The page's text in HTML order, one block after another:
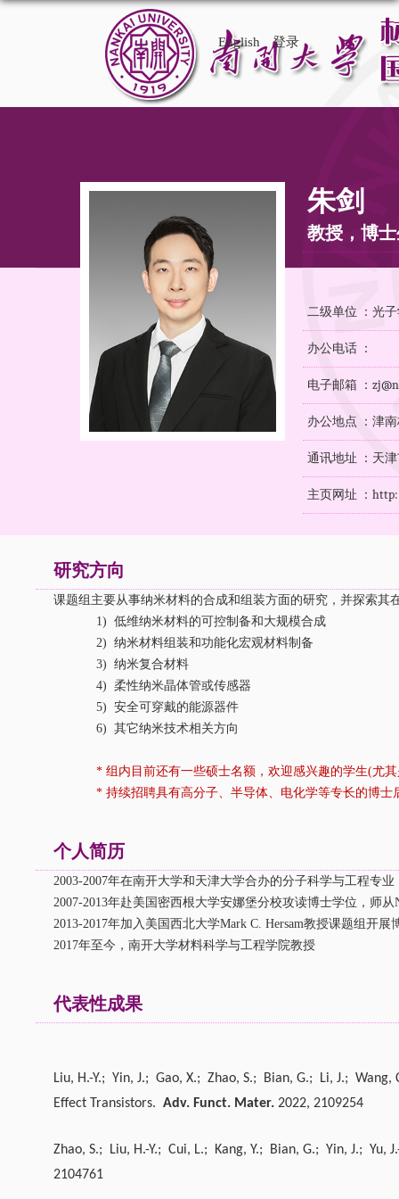
English 登录
朱剑
教授，博
二级单位 ：光
办公电话 ：
电子邮箱 ：
办公地点 ：津
通讯地址 ：天
主页网址 ：
研究方向
课题组主要从事纳米材料的合成和组装方面的研究，并探索
1) 低维纳米材料的可控制备和大规模合成
2) 纳米材料组装和功能化宏观材料制备
3) 纳米复合材料
4) 柔性纳米晶体管或传感器
5) 安全可穿戴的能源器件
6) 其它纳米技术相关方向
* 组内目前还有一些硕士名额，欢迎感兴趣的学生(尤
* 持续招聘具有高分子、半导体、电化学等专长的博士
个人简历
2003-2007年在南开大学和天津大学合办的分子科学与工程专
2007-2013年赴美国密西根大学安娜堡分校攻读博士学位，师从
2013-2017年加入美国西北大学Mark C. Hersam教授课题组开展
2017年至今，南开大学材料科学与工程学院教授
代表性成果
Liu, H.-Y.; Yin, J.; Gao, X.; Zhao, S.; Bian, G.; Li, J.;
Effect Transistors. Adv. Funct. Mater. 2022, 2109254
Zhao, S.; Liu, H.-Y.; Cui, L.; Kang, Y.; Bian, G.; Yin, J.; Yu,
2104761